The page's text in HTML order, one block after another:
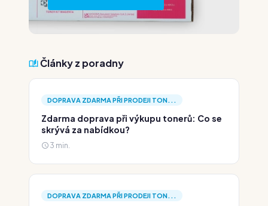
Články z poradny
DOPRAVA ZDARMA PŘI PRODEJI TON...
Zdarma doprava při výkupu tonerů: Co se
skrývá za nabídkou?
3 min.
DOPRAVA ZDARMA PŘI PRODEJI TON...